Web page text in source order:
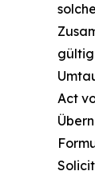
Act